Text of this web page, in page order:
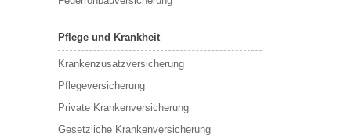
Pflege und Krankheit
Krankenzusatzversicherung
Pflegeversicherung
Private Krankenversicherung
Gesetzliche Krankenversicherung